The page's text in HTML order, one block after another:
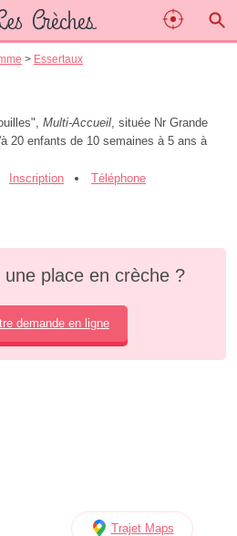
> Essertaux
Multi-Accueil, située Nr Grande
20 enfants de 10 semaines à 5 ans à
Inscription Téléphone
place en crèche ?
demande en ligne
Trajet Maps